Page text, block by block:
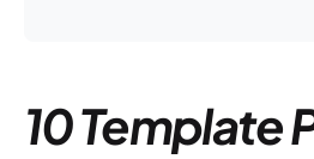
10 Template